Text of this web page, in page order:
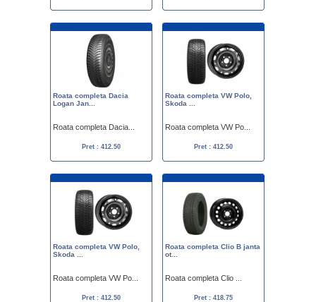
Roata completa Dacia
Logan Jan...
Roata completa Dacia...
Pret : 412.50
Roata completa VW Polo,
Skoda ...
Roata completa VW Po...
Pret : 412.50
Roata completa VW Polo,
Skoda ...
Roata completa VW Po...
Pret : 412.50
Roata completa Clio B janta
ot...
Roata completa Clio ...
Pret : 418.75